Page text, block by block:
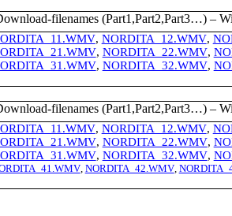
filenames (Part1 ,Part2,Part3…) –
, NORDITA_12.WMV,
, NORDITA_22.WMV,
, NORDITA_32.WMV,
filenames (Part1 ,Part2,Part3…) –
, NORDITA_12.WMV,
, NORDITA_22.WMV,
, NORDITA_32.WMV,
, NORDITA_42.WMV,